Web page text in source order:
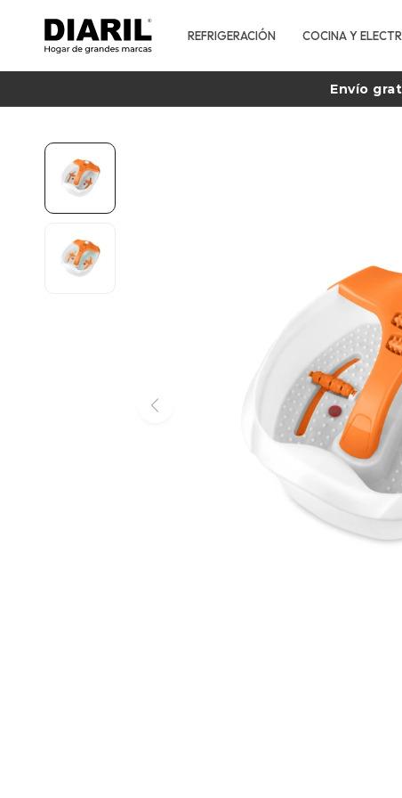
REFRIGERACIÓN COCINA Y
Envío